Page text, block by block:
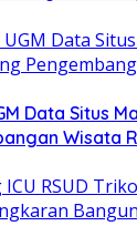
Data Situs
Wisata